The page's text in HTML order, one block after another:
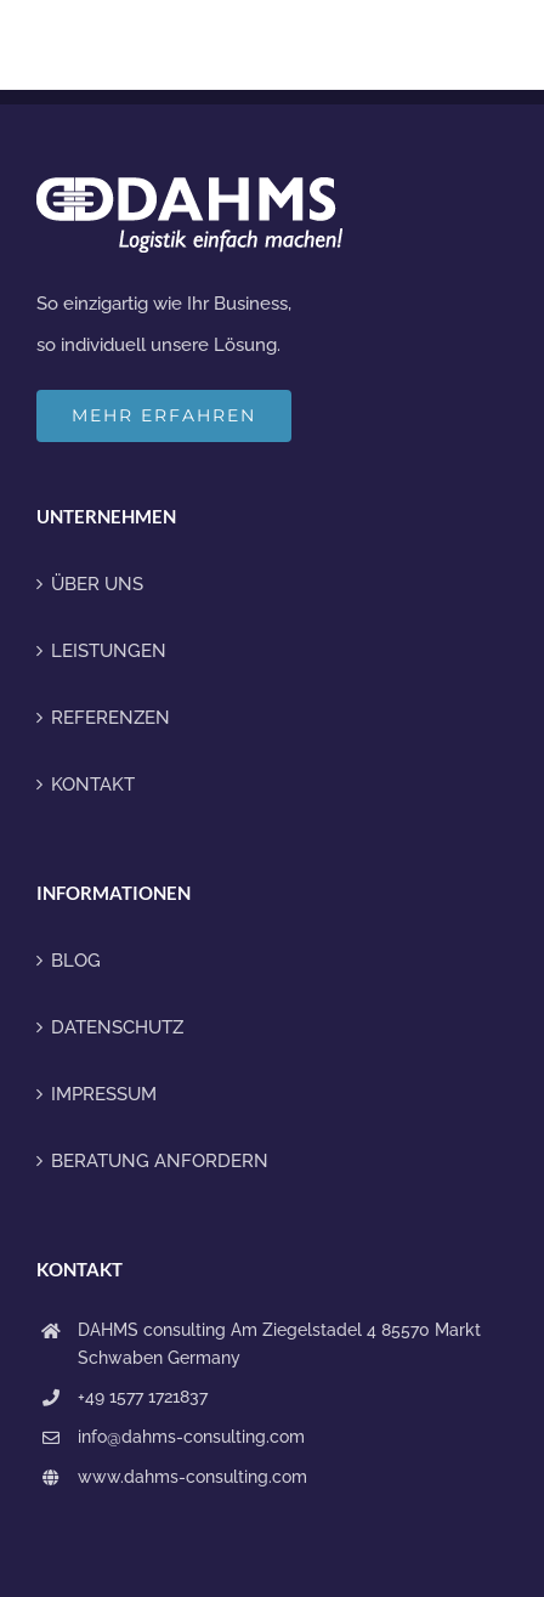
So einzigartig wie Ihr Business,
so individuell unsere Lösung.
MEHR ERFAHREN
UNTERNEHMEN
ÜBER UNS
LEISTUNGEN
REFERENZEN
KONTAKT
INFORMATIONEN
BLOG
DATENSCHUTZ
IMPRESSUM
BERATUNG ANFORDERN
KONTAKT
DAHMS consulting Am Ziegelstadel 4 85570 Markt
Schwaben Germany
+49 1577 1721837
info@dahms-consulting.com
www.dahms-consulting.com